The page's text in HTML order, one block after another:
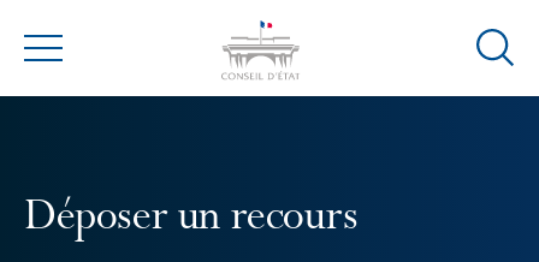
Menu
Ouvrir
Déposer un recours